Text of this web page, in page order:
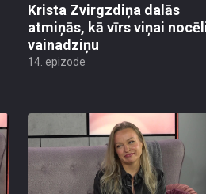
Krista Zvirgzdiņa dalās
atmiņās, kā vīrs viņai
vainadziņu
14. epizode